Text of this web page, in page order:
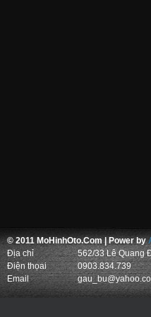
© 2011 MoHinhOto.Com | Power by
Địa chỉ
562/33 Lê Quang
Điện thọai
0903.834.739
Email